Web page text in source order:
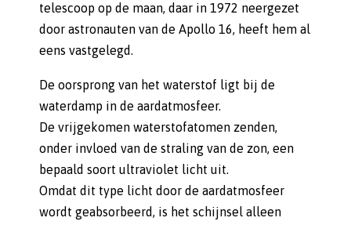
telescoop op de maan, daar in 1972 neergezet
door astronauten van de Apollo 16, heeft hem al
eens vastgelegd.
De oorsprong van het waterstof ligt bij de
waterdamp in de aardatmosfeer.
De vrijgekomen waterstofatomen zenden,
onder invloed van de straling van de zon, een
bepaald soort ultraviolet licht uit.
Omdat dit type licht door de aardatmosfeer
wordt geabsorbeerd, is het schijnsel alleen